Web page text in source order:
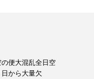
便大混乱全日空
から大量欠